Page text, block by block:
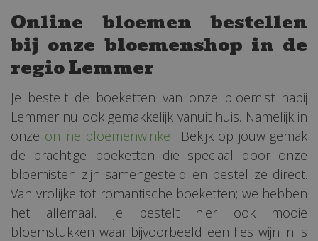
Online bloemen bestellen
bij onze bloemenshop in de
regio Lemmer
Je bestelt de boeketten van onze bloemist nabij
Lemmer nu ook gemakkelijk vanuit huis. Namelijk in
onze online bloemenwinkel! Bekijk op jouw gemak
de prachtige boeketten die speciaal door onze
bloemisten zijn samengesteld en bestel ze direct.
Van vrolijke tot romantische boeketten; we hebben
het allemaal. Je bestelt hier ook mooie
bloemstukken waar bijvoorbeeld een fles wijn in is